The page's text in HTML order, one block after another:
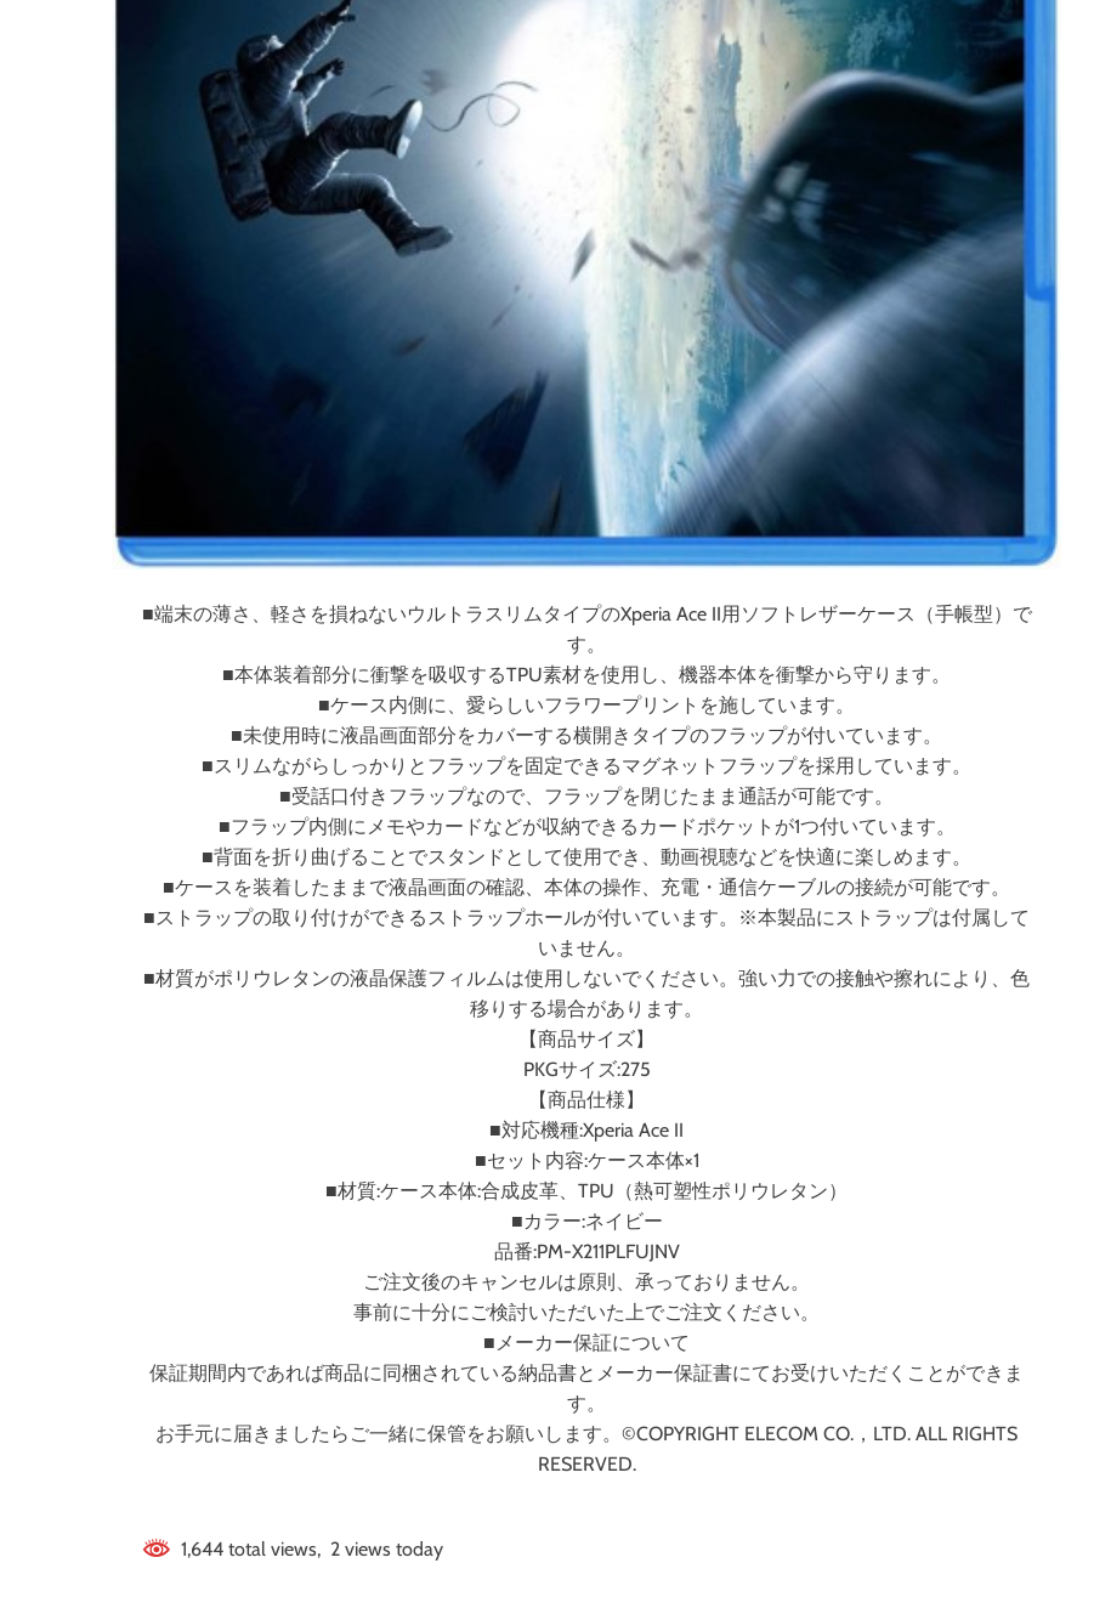
■端末の薄さ、軽さを損ねないウルトラスリムタイプのXperia Ace II用ソフトレザーケース（手帳型）で
す。
■本体装着部分に衝撃を吸収するTPU素材を使用し、機器本体を衝撃から守ります。
■ケース内側に、愛らしいフラワープリントを施しています。
■未使用時に液晶画面部分をカバーする横開きタイプのフラップが付いています。
■スリムながらしっかりとフラップを固定できるマグネットフラップを採用しています。
■受話口付きフラップなので、フラップを閉じたまま通話が可能です。
■フラップ内側にメモやカードなどが収納できるカードポケットが1つ付いています。
■背面を折り曲げることでスタンドとして使用でき、動画視聴などを快適に楽しめます。
■ケースを装着したままで液晶画面の確認、本体の操作、充電・通信ケーブルの接続が可能です。
■ストラップの取り付けができるストラップホールが付いています。※本製品にストラップは付属して
いません。
■材質がポリウレタンの液晶保護フィルムは使用しないでください。強い力での接触や擦れにより、色
移りする場合があります。
【商品サイズ】
PKGサイズ:275
【商品仕様】
■対応機種:Xperia Ace II
■セット内容:ケース本体×1
■材質:ケース本体:合成皮革、TPU（熱可塑性ポリウレタン）
■カラー:ネイビー
品番:PM-X211PLFUJNV
ご注文後のキャンセルは原則、承っておりません。
事前に十分にご検討いただいた上でご注文ください。
■メーカー保証について
保証期間内であれば商品に同梱されている納品書とメーカー保証書にてお受けいただくことができま
す。
お手元に届きましたらご一緒に保管をお願いします。©COPYRIGHT ELECOM CO.，LTD. ALL RIGHTS
RESERVED.
1,644 total views, 2 views today